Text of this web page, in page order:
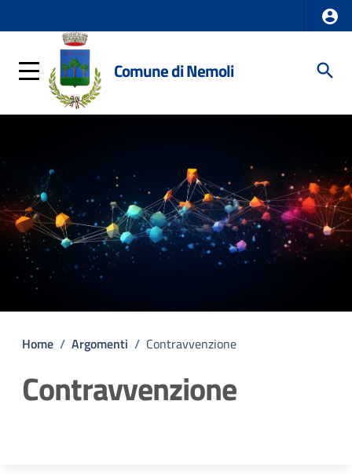
Comune di Nemoli
Home / Argomenti / Contravvenzione
Contravvenzione